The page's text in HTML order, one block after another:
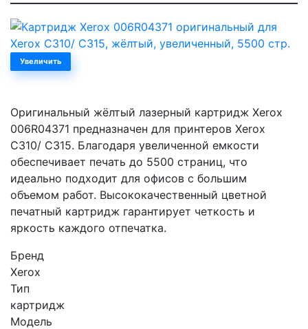
Увеличить
Оригинальный жёлтый лазерный картридж Xerox
006R04371 предназначен для принтеров Xerox
C310/ C315. Благодаря увеличенной емкости
обеспечивает печать до 5500 страниц, что
идеально подходит для офисов с большим
объемом работ. Высококачественный цветной
печатный картридж гарантирует четкость и
яркость каждого отпечатка.
Бренд
Xerox
Тип
картридж
Модель